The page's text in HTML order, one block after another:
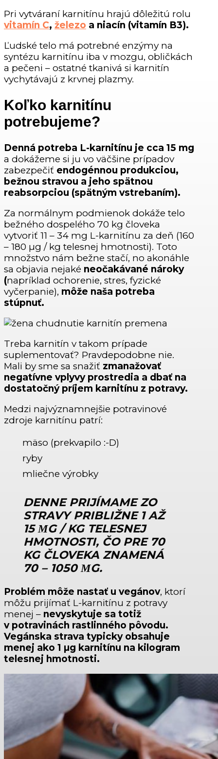
Pri vytváraní karnitínu hrajú dôležitú rolu
vitamín C, železo a niacín (vitamín B3).
Ľudské telo má potrebné enzýmy na
syntézu karnitínu iba v mozgu, obličkách
a pečeni – ostatné tkanivá si karnitín
vychytávajú z krvnej plazmy.
Koľko karnitínu
potrebujeme?
Denná potreba L-karnitínu je cca 15 mg
a dokážeme si ju vo väčšine prípadov
zabezpečiť endogénnou produkciou,
bežnou stravou a jeho spätnou
reabsorpciou (spätným vstrebaním).
Za normálnym podmienok dokáže telo
bežného dospelého 70 kg človeka
vytvoriť 11 – 34 mg L-karnitínu za deň (160
– 180 µg / kg telesnej hmotnosti). Toto
množstvo nám bežne stačí, no akonáhle
sa objavia nejaké neočakávané nároky
(napríklad ochorenie, stres, fyzické
vyčerpanie), môže naša potreba
stúpnuť.
Treba karnitín v takom prípade
suplementovať? Pravdepodobne nie.
Mali by sme sa snažiť zmanažovať
negatívne vplyvy prostredia a dbať na
dostatočný príjem karnitínu z potravy.
Medzi najvýznamnejšie potravinové
zdroje karnitínu patrí:
mäso (prekvapilo :-D)
ryby
mliečne výrobky
DENNE PRIJÍMAME ZO
STRAVY PRIBLIŽNE 1 AŽ
15 ΜG / KG TELESNEJ
HMOTNOSTI, ČO PRE 70
KG ČLOVEKA ZNAMENÁ
70 – 1050 ΜG.
Problém môže nastať u vegánov, ktorí
môžu prijímať L-karnitínu z potravy
menej – nevyskytuje sa totiž
v potravinách rastlinného pôvodu.
Vegánska strava typicky obsahuje
menej ako 1 µg karnitínu na kilogram
telesnej hmotnosti.